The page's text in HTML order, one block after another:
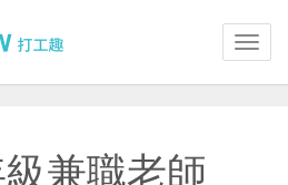
兼職老師